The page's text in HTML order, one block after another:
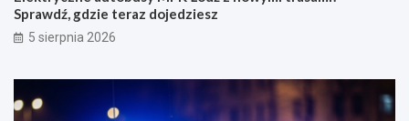
Sprawdź, gdzie teraz dojedziesz
5 sierpnia 2026